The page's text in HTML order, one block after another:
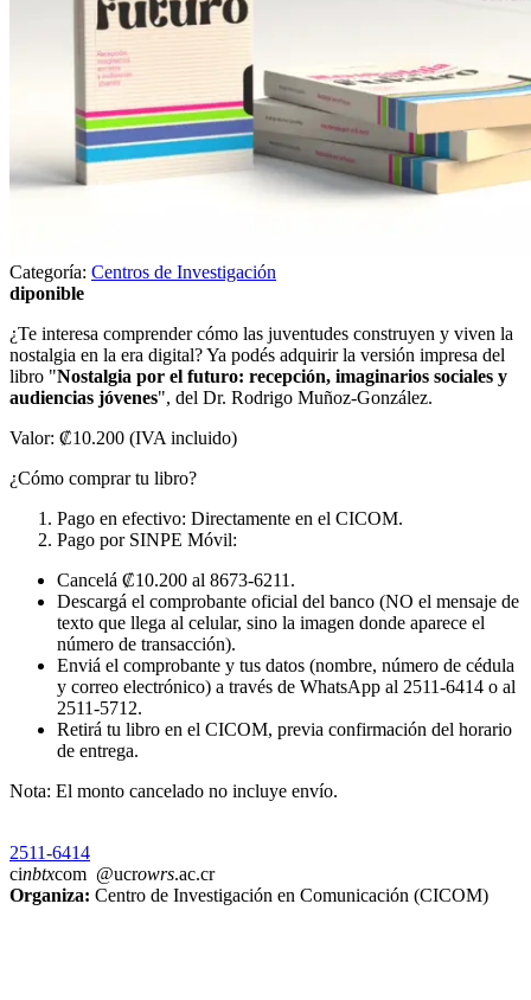
Categoría: Centros de Investigación
diponible
¿Te interesa comprender cómo las juventudes construyen y viven la
nostalgia en la era digital? Ya podés adquirir la versión impresa del
libro "Nostalgia por el futuro: recepción, imaginarios sociales y
audiencias jóvenes", del Dr. Rodrigo Muñoz-González.
Valor: ₡10.200 (IVA incluido)
¿Cómo comprar tu libro?
Pago en efectivo: Directamente en el CICOM.
Pago por SINPE Móvil:
Cancelá ₡10.200 al 8673-6211.
⁠Descargá el comprobante oficial del banco (NO el mensaje de
texto que llega al celular, sino la imagen donde aparece el
número de transacción).
Enviá el comprobante y tus datos (nombre, número de cédula
y correo electrónico) a través de WhatsApp al 2511-6414 o al
2511-5712.
Retirá tu libro en el CICOM, previa confirmación del horario
de entrega.
Nota: El monto cancelado no incluye envío.
2511-6414
cinbtxcom @ucrowrs.ac.cr
Organiza: Centro de Investigación en Comunicación (CICOM)